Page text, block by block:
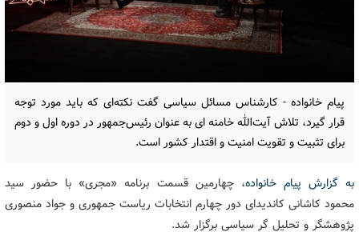
پیام خانواده - کارشناس مسائل سیاسی گفت نکته‌ای که باید مورد توجه
قرار گیرد، تلاش آیت‌الله خامنه ای به عنوان رئیس‌جمهور در دوره اول و دوم
برای تثبیت و تقویت امنیت و اقتدار کشور است.
به گزارش پیام خانواده، چهارمین قسمت برنامه «مجری» با حضور سید
محمود کاشانی کاندیدای دور چهارم انتخابات ریاست جمهوری و جواد منصوری
پژوهشگر و تحلیل گر سیاسی برگزار شد.